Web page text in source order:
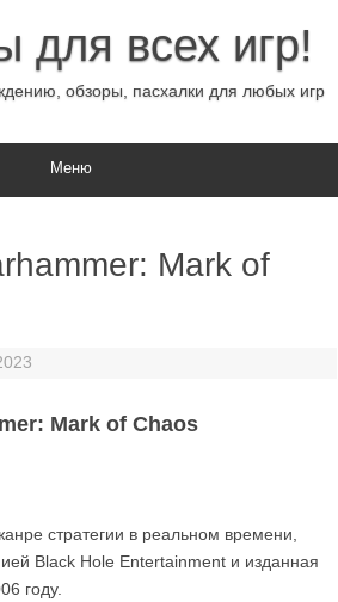
для всех игр!
обзоры, пасхалки для любых игр
Меню
Mark of
Mark of Chaos
стратегии в реальном времени,
Black Hole Entertainment и изданная
году.